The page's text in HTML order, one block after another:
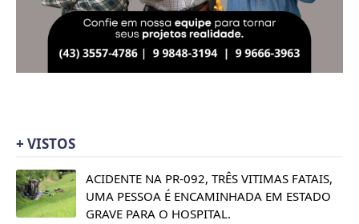
+ VISTOS
ACIDENTE NA PR-092, TRÊS VITIMAS FATAIS,
UMA PESSOA É ENCAMINHADA EM ESTADO
GRAVE PARA O HOSPITAL.